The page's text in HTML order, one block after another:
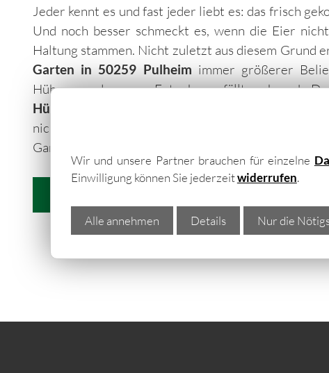
Jeder kennt es und fast jeder liebt es: das frisch
Und noch besser schmeckt es, wenn die Eier
Haltung stammen. Nicht zuletzt aus diesem Grund
Garten in 50259 Pulheim immer größerer
Hühner- oder gar Entenhaus fällt schwer!
Hühnerhaltung
nicht jedes Hühnerhaus für die Erfüllung der
Garten. Vor dem Kauf und dem Aufbau sollte auf
Wir und unsere Partner brauchen für einzelne
Einwilligung können Sie jederzeitwiderrufen.
Alle annehmen Details Nur die